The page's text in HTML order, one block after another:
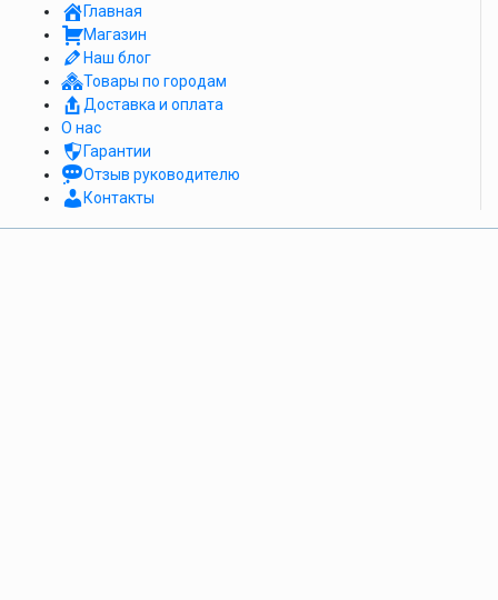
Главная
Магазин
Наш блог
Товары по городам
Доставка и оплата
О нас
Гарантии
Отзыв руководителю
Контакты